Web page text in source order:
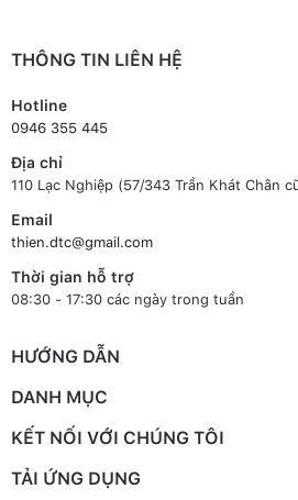
THÔNG TIN LIÊN HỆ
Hotline
0946 355 445
Địa chỉ
110 Lạc Nghiệp (57/343 Trần Khát Chân
Email
thien.dtc@gmail.com
Thời gian hỗ trợ
08:30 - 17:30 các ngày trong tuần
HƯỚNG DẪN
DANH MỤC
KẾT NỐI VỚI CHÚNG TÔI
TẢI ỨNG DỤNG